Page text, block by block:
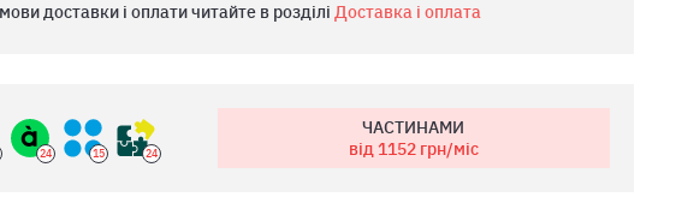
доставки і оплати читайте в розділі Доставка і оплата
24 15 24
ЧАСТИНАМИ
від 1152грн/міс